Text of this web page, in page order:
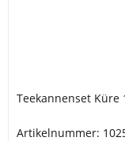
Teekannenset Küre
Artikelnummer: